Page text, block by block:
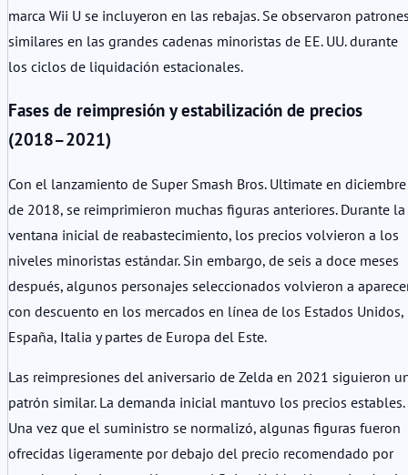
marca Wii U se incluyeron en las rebajas. Se observaron
similares en las grandes cadenas minoristas de EE. UU. durante
los ciclos de liquidación estacionales.
Fases de reimpresión y estabilización de precios
(2018–2021)
Con el lanzamiento de Super Smash Bros. Ultimate en diciembre
de 2018, se reimprimieron muchas figuras anteriores. Durante la
ventana inicial de reabastecimiento, los precios volvieron a los
niveles minoristas estándar. Sin embargo, de seis a doce meses
después, algunos personajes seleccionados volvieron a
con descuento en los mercados en línea de los Estados Unidos,
España, Italia y partes de Europa del Este.
Las reimpresiones del aniversario de Zelda en 2021 siguieron
patrón similar. La demanda inicial mantuvo los precios estables.
Una vez que el suministro se normalizó, algunas figuras fueron
ofrecidas ligeramente por debajo del precio recomendado por